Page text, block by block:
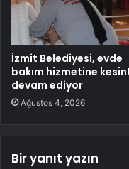
İzmit Belediyesi, evde
bakım hizmetine
devam ediyor
Ağustos 4, 2026
Bir yanıt yazın